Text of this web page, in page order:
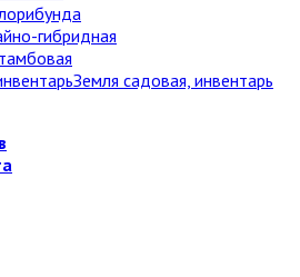
гибридная
Земля садовая, инвентарь